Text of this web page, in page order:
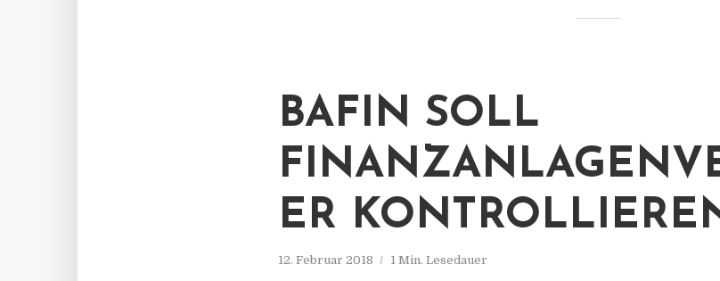
BAFIN SOLL
ER
12. Februar 2018 1 Min. Lesedauer